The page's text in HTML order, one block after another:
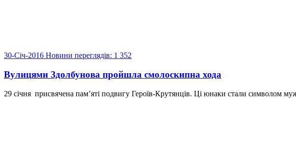
30-Січ-2016 Новини переглядів: 1 352
Вулицями Здолбунова пройшла смолоскипна хода
29 січня присвячена пам’яті подвигу Героїв-Крутянців. Ці юнаки стали символом